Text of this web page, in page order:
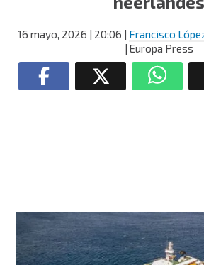
16 mayo, 2026 | 20:06 | Francisco
| Europa Press